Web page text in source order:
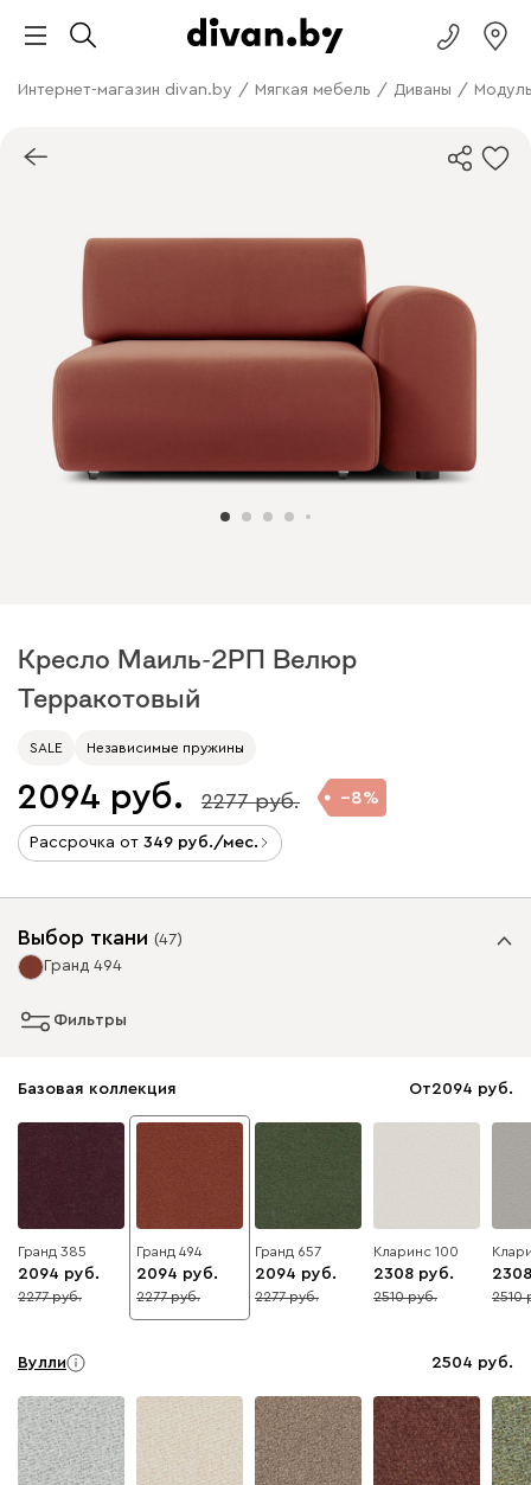
Интернет-магазин divan.by / Мягкая мебель / Диваны /
Кресло Маиль-2РП Велюр
Терракотовый
SALE Независимые пружины
2094 2277 8
Рассрочка от 349 /мес.
Выбор ткани (47)
Гранд 494
Фильтры
Базовая коллекция От2094
Гранд 385
2094
8
2277
Гранд 494
2094
8
2277
Гранд 657
2094
8
2277
Кларинс 100
2308
8
2510
2308
8
2510
Вулли 2504